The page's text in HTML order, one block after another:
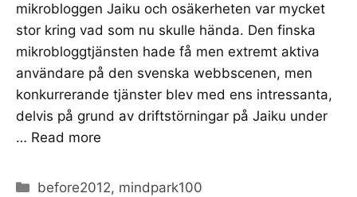
mikrobloggen Jaiku och osäkerheten var mycket
stor kring vad som nu skulle hända. Den finska
mikrobloggtjänsten hade få men extremt aktiva
användare på den svenska webbscenen, men
konkurrerande tjänster blev med ens intressanta,
delvis på grund av driftstörningar på Jaiku under
… Read more
Categories
before2012, mindpark100